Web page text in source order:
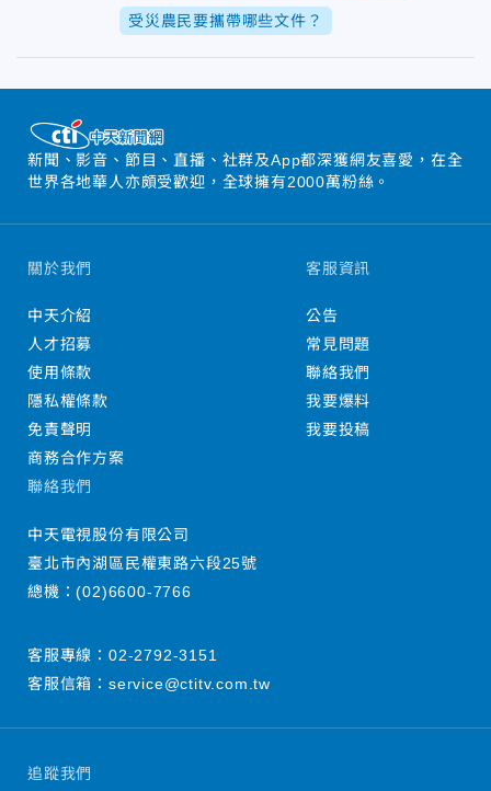
受災農民要攜帶哪些文件？
新聞、影音、節目、直播、社群及App都深獲網友喜愛，在全
世界各地華人亦頗受歡迎，全球擁有2000萬粉絲。
追蹤我們
關於我們
中天介紹
人才招募
使用條款
隱私權條款
免責聲明
商務合作方案
客服資訊
公告
常見問題
聯絡我們
我要爆料
我要投稿
聯絡我們
中天電視股份有限公司
臺北市內湖區民權東路六段25號
總機：(02)6600-7766
客服專線： 02-2792-3151
客服信箱： service@ctitv.com.tw